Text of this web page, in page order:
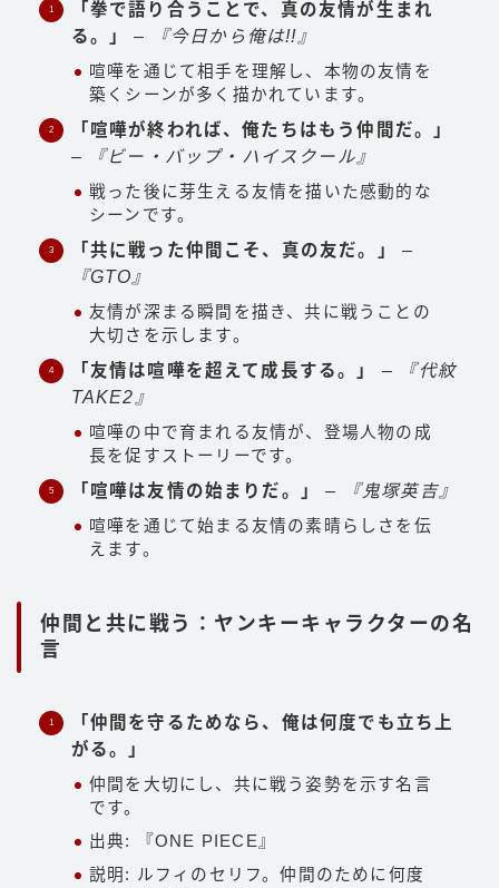
「拳で語り合うことで、真の友情が生まれ
る。」
– 『今日から俺は!!』
喧嘩を通じて相手を理解し、本物の友情を
築くシーンが多く描かれています。
「喧嘩が終われば、俺たちはもう仲間だ。」
–
『ビー・バップ・ハイスクール』
戦った後に芽生える友情を描いた感動的な
シーンです。
「共に戦った仲間こそ、真の友だ。」
–
『GTO』
友情が深まる瞬間を描き、共に戦うことの
大切さを示します。
「友情は喧嘩を超えて成長する。」 –
『代紋
TAKE2』
喧嘩の中で育まれる友情が、登場人物の成
長を促すストーリーです。
「喧嘩は友情の始まりだ。」 – 『鬼塚英吉』
喧嘩を通じて始まる友情の素晴らしさを伝
えます。
仲間と共に戦う：ヤンキーキャラクターの名
言
「仲間を守るためなら、俺は何度でも立ち上
がる。」
仲間を大切にし、共に戦う姿勢を示す名言
です。
出典: 『ONE PIECE』
説明: ルフィのセリフ。仲間のために何度